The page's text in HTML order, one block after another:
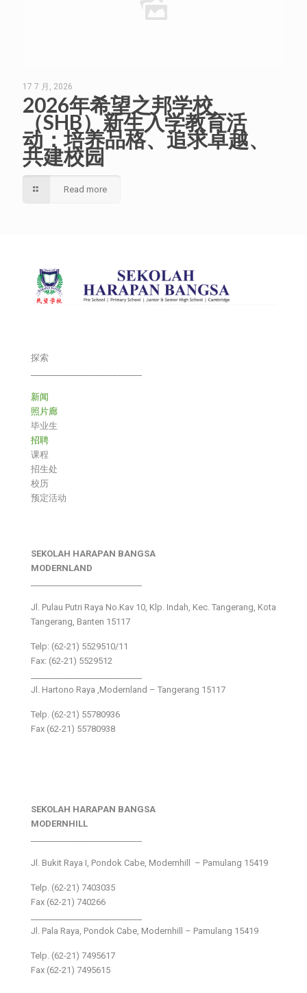
17 7 月, 2026
2026年希望之邦学校
（SHB）新生入学教育活
动：培养品格、追求卓越、
共建校园
Read more
探索
新闻
照片廊
毕业生
招聘
课程
招生处
校历
预定活动
SEKOLAH HARAPAN BANGSA
MODERNLAND
Jl. Pulau Putri Raya No.Kav 10, Klp. Indah, Kec. Tangerang, Kota
Tangerang, Banten 15117
Telp: (62-21) 5529510/11
Fax: (62-21) 5529512
Jl. Hartono Raya ,Modernland – Tangerang 15117
Telp. (62-21) 55780936
Fax (62-21) 55780938
SEKOLAH HARAPAN BANGSA
MODERNHILL
Jl. Bukit Raya I, Pondok Cabe, Modernhill – Pamulang 15419
Telp. (62-21) 7403035
Fax (62-21) 740266
Jl. Pala Raya, Pondok Cabe, Modernhill – Pamulang 15419
Telp. (62-21) 7495617
Fax (62-21) 7495615